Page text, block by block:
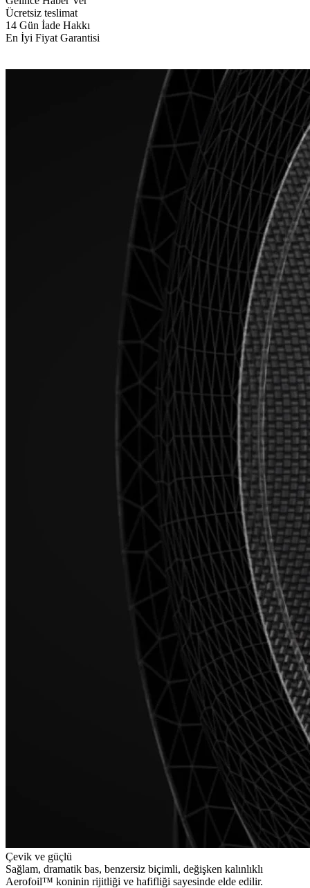
Ücretsiz teslimat
14 Gün İade Hakkı
En İyi Fiyat Garantisi
Çevik ve güçlü
Sağlam, dramatik bas, benzersiz biçimli, değişken kalınlıklı
Aerofoil™ koninin rijitliği ve hafifliği sayesinde elde edilir.